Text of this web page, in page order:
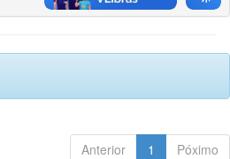
Anterior 1 Póximo